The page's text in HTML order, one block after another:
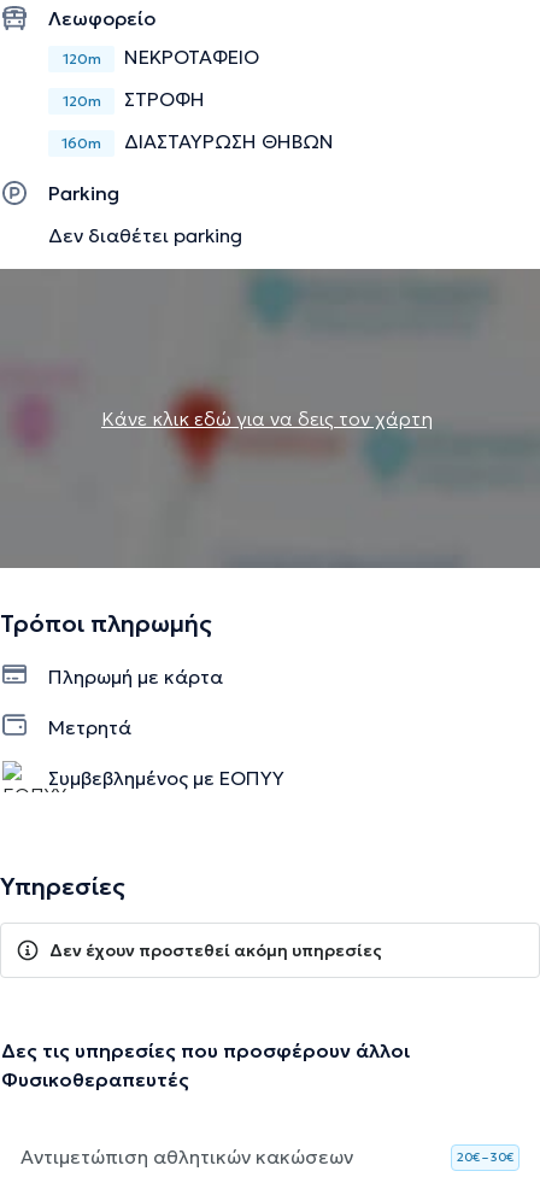
Λεωφορείο
120m ΝΕΚΡΟΤΑΦΕΙΟ
120m ΣΤΡΟΦΗ
160m ΔΙΑΣΤΑΥΡΩΣΗ ΘΗΒΩΝ
Parking
Δεν διαθέτει parking
Κάνε κλικ εδώ για να δεις τον χάρτη
Τρόποι πληρωμής
Πληρωμή με κάρτα
Μετρητά
Συμβεβλημένος με ΕΟΠΥΥ
Υπηρεσίες
Δεν έχουν προστεθεί ακόμη υπηρεσίες
Δες τις υπηρεσίες που προσφέρουν άλλοι
Φυσικοθεραπευτές
Αντιμετώπιση αθλητικών κακώσεων 20€ – 30€